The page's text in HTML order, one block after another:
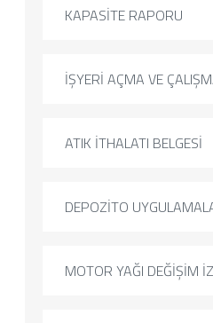
KAPASİTE RAPORU
İŞYERİ AÇMA VE
ATIK İTHALATI BELGESİ
DEPOZİTO
MOTOR YAĞI DEĞİŞİM